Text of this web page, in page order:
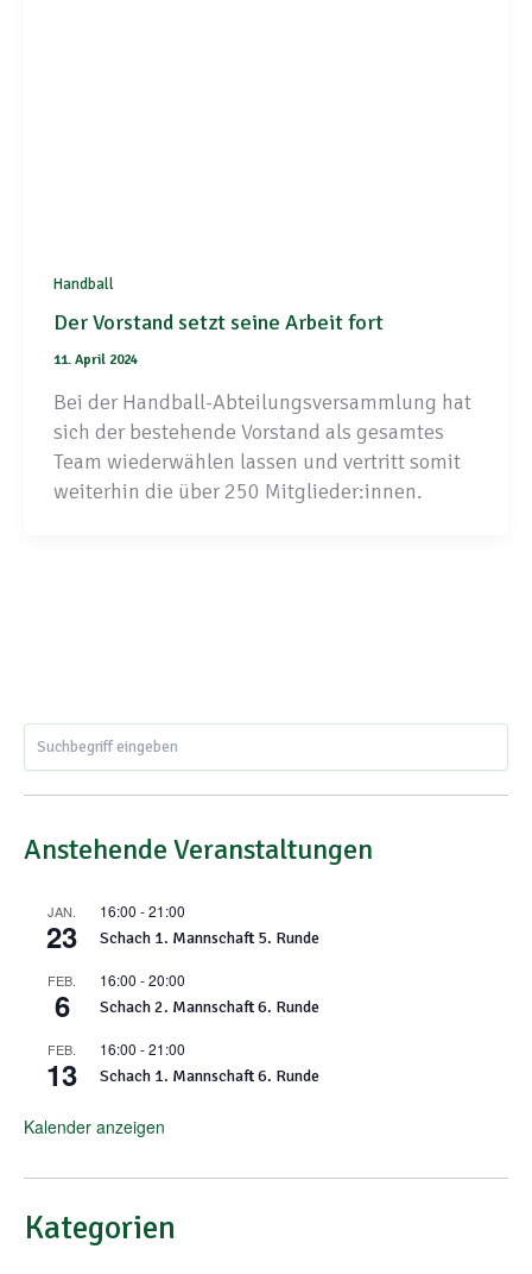
Handball
Der Vorstand setzt seine Arbeit fort
11. April 2024
Bei der Handball-Abteilungsversammlung hat
sich der bestehende Vorstand als gesamtes
Team wiederwählen lassen und vertritt somit
weiterhin die über 250 Mitglieder:innen.
Anstehende Veranstaltungen
JAN.
23
16:00 -21:00
Schach 1. Mannschaft 5. Runde
FEB.
6
16:00 -20:00
Schach 2. Mannschaft 6. Runde
FEB.
13
16:00 -21:00
Schach 1. Mannschaft 6. Runde
Kalender anzeigen
Kategorien